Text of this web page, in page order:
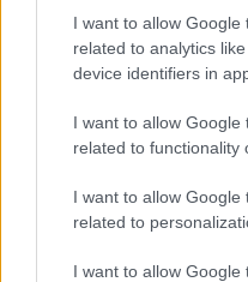
I want to allow Google
related to analytics
device identifiers in
I want to allow Google
related to functionality
I want to allow Google
related to
I want to allow Google
Ezek segítenek megőrizni
be felesleges zsírt:
-párolva